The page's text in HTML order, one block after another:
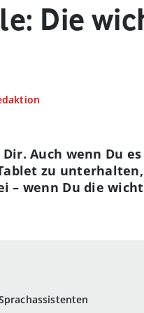
Die
Auch wenn Du
zu
– wenn Du die